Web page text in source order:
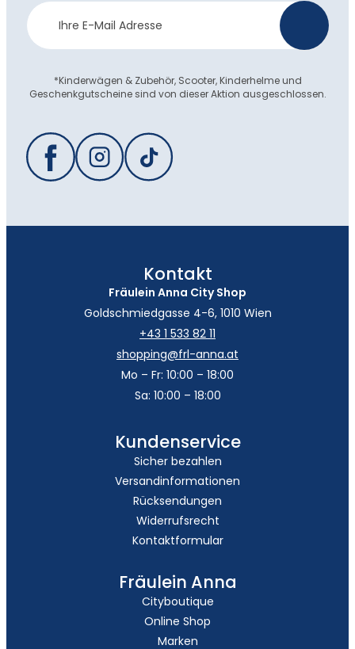
Newsletter
Anmeldung
*Kinderwägen & Zubehör, Scooter, Kinderhelme und
Geschenkgutscheine sind von dieser Aktion ausgeschlossen.
Kontakt
Fräulein Anna City Shop
Goldschmiedgasse 4-6, 1010 Wien
+43 1 533 82 11
shopping@frl-anna.at
Mo – Fr: 10:00 – 18:00
Sa: 10:00 – 18:00
Kundenservice
Sicher bezahlen
Versandinformationen
Rücksendungen
Widerrufsrecht
Kontaktformular
Fräulein Anna
Cityboutique
Online Shop
Marken